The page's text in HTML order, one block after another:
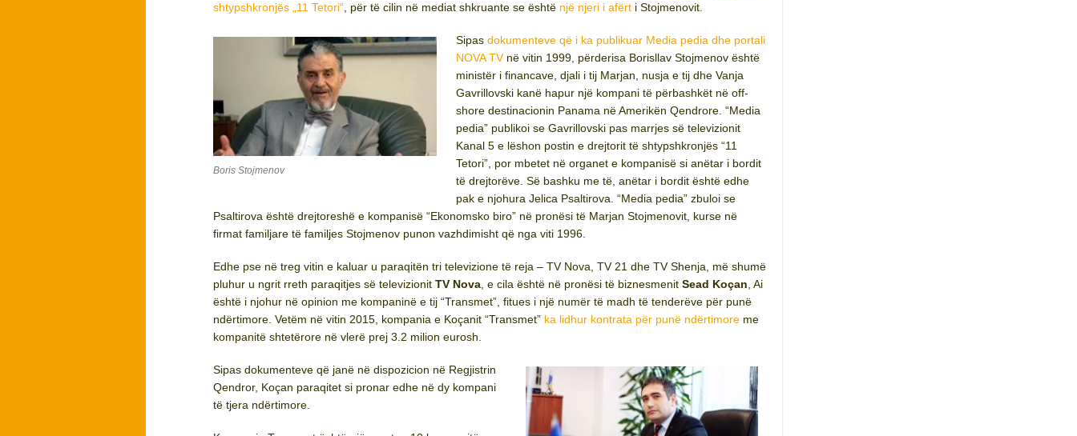
shtypshkronjës „11 Tetori“ , për të cilin në mediat shkruante se është një njeri i afërt i Stojmenovit.
Boris Stojmenov
Sipasdokumenteve që i ka publikuar Media pedia dhe portali
NOVA TVnë vitin 1999, përderisa Borisllav Stojmenov është
ministër i financave, djali i tij Marjan, nusja e tij dhe Vanja
Gavrillovski kanë hapur një kompani të përbashkët në off-
shore destinacionin Panama në Amerikën Qendrore. “Media
pedia” publikoi se Gavrillovski pas marrjes së televizionit
Kanal 5 e lëshon postin e drejtorit të shtypshkronjës “11
Tetori”, por mbetet në organet e kompanisë si anëtar i bordit
të drejtorëve. Së bashku me të, anëtar i bordit është edhe
pak e njohura Jelica Psaltirova. “Media pedia” zbuloi se
Psaltirova është drejtoreshë e kompanisë “Ekonomsko biro” në pronësi të Marjan Stojmenovit, kurse në
firmat familjare të familjes Stojmenov punon vazhdimisht që nga viti 1996.
Edhe pse në treg vitin e kaluar u paraqitën tri televizione të reja – TV Nova, TV 21 dhe TV Shenja, më shumë
pluhur u ngrit rreth paraqitjes së televizionitTV Nova , e cila është në pronësi të biznesmenitSead Koçan , Ai
është i njohur në opinion me kompaninë e tij “Transmet”, fitues i një numër të madh të tenderëve për punë
ndërtimore. Vetëm në vitin 2015, kompania e Koçanit “Transmet” ka lidhur kontrata për punë ndërtimore me
kompanitë shtetërore në vlerë prej 3.2 milion eurosh.
Sipas dokumenteve që janë në dispozicion në Regjistrin
Qendror, Koçan paraqitet si pronar edhe në dy kompani
të tjera ndërtimore.